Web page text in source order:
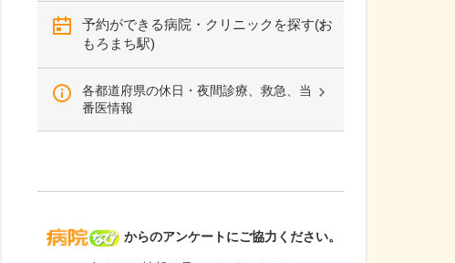
予約ができる病院・クリニックを探す(お
もろまち駅)
各都道府県の休日・夜間診療、救急、当
番医情報
病院なび
からのアンケートにご協力ください。